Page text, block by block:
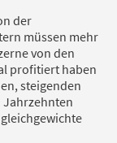
der
müssen mehr
von den
profitiert haben
steigenden
Jahrzehnten